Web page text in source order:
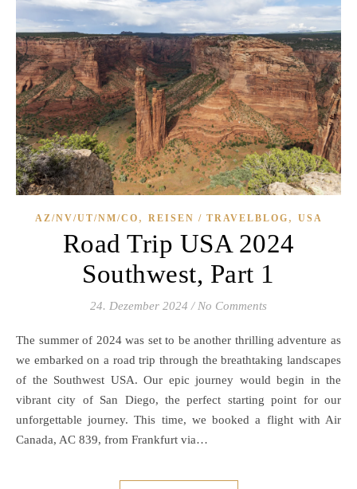
AZ/NV/UT/NM/CO , REISEN / TRAVELBLOG , USA
Road Trip USA 2024
Southwest, Part 1
24. Dezember 2024 / No Comments
The summer of 2024 was set to be another thrilling adventure as
we embarked on a road trip through the breathtaking landscapes
of the Southwest USA. Our epic journey would begin in the
vibrant city of San Diego, the perfect starting point for our
unforgettable journey. This time, we booked a flight with Air
Canada, AC 839, from Frankfurt via…